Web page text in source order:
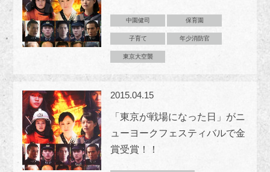
中園健司 保育園
子育て 年少消防官
東京大空襲
2015.04.15
「東京が戦場になった日」がニ
ューヨークフェスティバルで金
賞受賞！！